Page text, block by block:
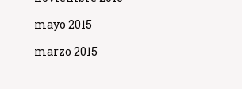
mayo 2015
marzo 2015